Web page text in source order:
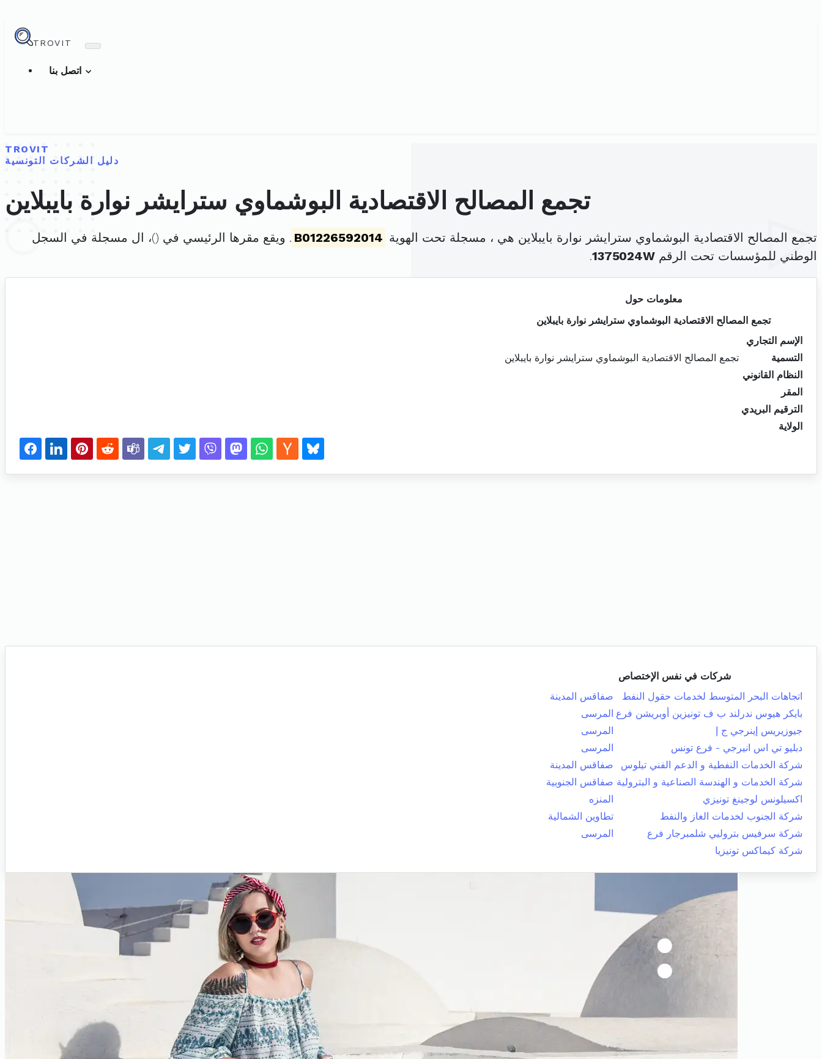
TROVIT
TROVIT
دليل الشركات التونسية
تجمع المصالح الاقتصادية البوشماوي سترايشر نوارة بايبلاين
تجمع المصالح الاقتصادية البوشماوي سترايشر نوارة بايبلاين هي ، مسجلة تحت الهوية B01226592014 . ويقع مقرها الرئيسي في ()، ال مسجلة في السجل
الوطني للمؤسسات تحت الرقم 1375024W
.
معلومات حول
تجمع المصالح الاقتصادية البوشماوي سترايشر نوارة بايبلاين
الإسم التجاري
التسمية
تجمع المصالح الاقتصادية البوشماوي سترايشر نوارة بايبلاين
النظام القانوني
المقر
الترقيم البريدي
الولاية
شركات في نفس الإختصاص
اتجاهات البحر المتوسط لخدمات حقول النفط
صفاقس المدينة
بايكر هيوس ندرلند ب ف تونيزين أوبريشن فرع المرسى
جيوزيريس إينرجي ج إ
المرسى
دبليو تي اس انيرجي - فرع تونس
المرسى
شركة الخدمات النفطية و الدعم الفني تيلوس
صفاقس المدينة
شركة الخدمات و الهندسة الصناعية و البترولية صفاقس الجنوبية
اكسيلونس لوجينغ تونيزي
المنزه
شركة الجنوب لخدمات الغاز والنفط
تطاوين الشمالية
شركة سرفيس بتروليي شلمبرجار فرع
المرسى
شركة كيماكس تونيزيا